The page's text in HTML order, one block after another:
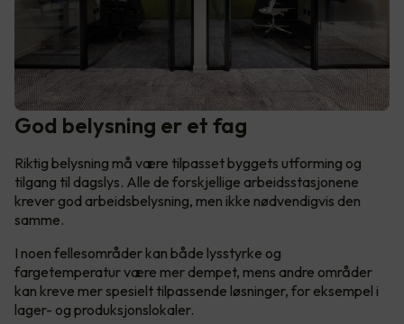
God belysning er et fag
Riktig belysning må være tilpasset byggets utforming og
tilgang til dagslys. Alle de forskjellige arbeidsstasjonene
krever god arbeidsbelysning, men ikke nødvendigvis den
samme.
I noen fellesområder kan både lysstyrke og
fargetemperatur være mer dempet, mens andre områder
kan kreve mer spesielt tilpassende løsninger, for eksempel i
lager- og produksjonslokaler.